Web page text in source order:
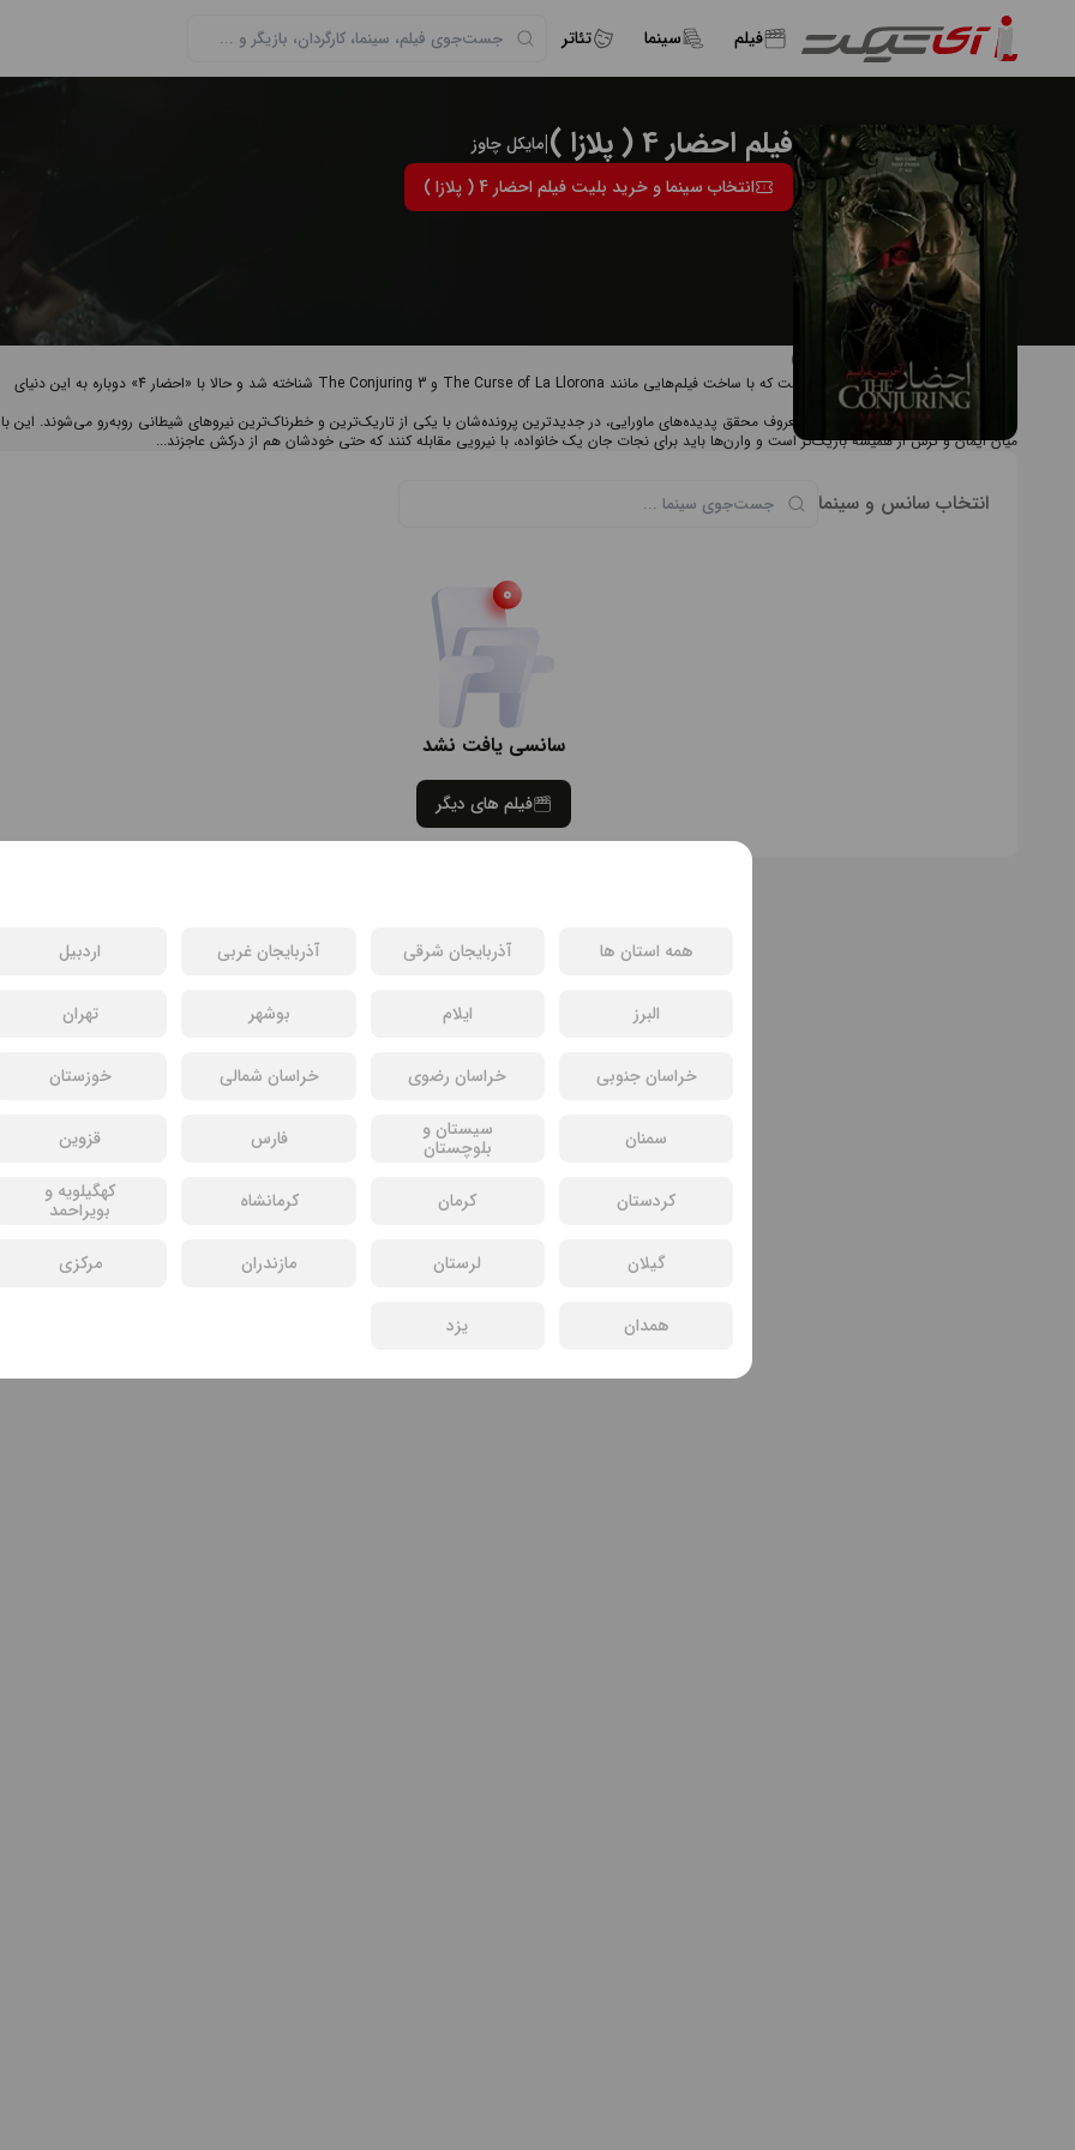
فیلم سینما تئاتر
همه استان ها آذربایجان شرقی آذربایجان غربی اردبیل
البرز ایلام بوشهر تهران
خراسان جنوبی
خراسان رضوی خراسان شمالی خوزستان
سمنان سیستان و
بلوچستان فارس قزوین
کردستان کرمان کرمانشاه کهگیلویه و
بویراحمد
گیلان لرستان مازندران مرکزی
همدان یزد
فیلم احضار 4 ( پلازا ) |مایکل چاوز
انتخاب سینما و خرید بلیت فیلم احضار 4 ( پلازا )
درباره فیلم احضار 4 ( پلازا )
مایکل چاوز کارگردان جوان آمریکایی است که با ساخت فیلم‌هایی مانند The Curse of La Llorona و The Conjuring 3 شناخته شد و حالا با «احضار 4» دوباره به این دنیای
ترسناک بازگشته است.
خلاصه داستان: اد و لورن وارن، زوج معروف محقق پدیده‌های ماورایی، در جدیدترین پرونده‌شان با یکی از تاریک‌ترین و خطرناک‌ترین نیروهای شیطانی روبه‌رو می‌شوند. این
میان ایمان و ترس از همیشه باریک‌تر است و وارن‌ها باید برای نجات جان یک خانواده، با نیرویی مقابله کنند که حتی خودشان هم از درکش عاجزند...
انتخاب سانس و سینما
سانسی یافت نشد
فیلم های دیگر